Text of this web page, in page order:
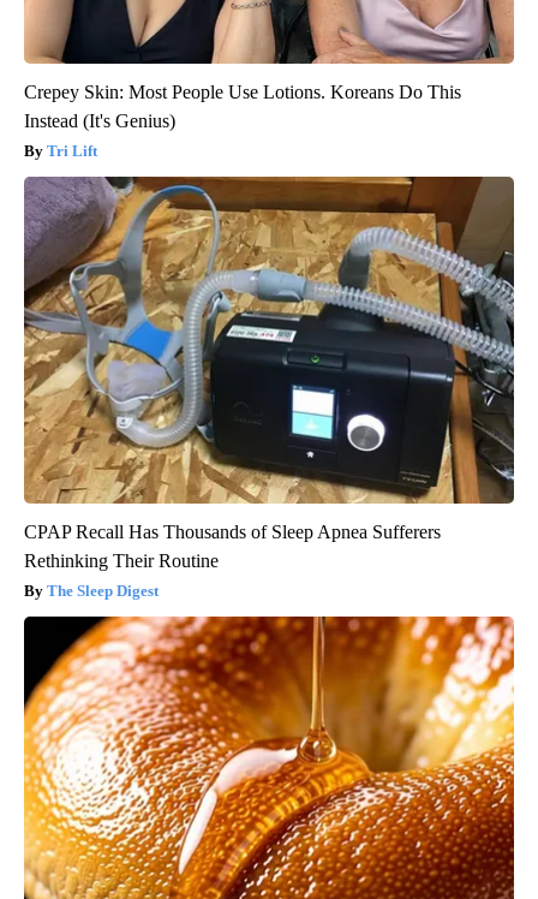
Crepey Skin: Most People Use Lotions. Koreans Do This
Instead (It's Genius)
Tri Lift
CPAP Recall Has Thousands of Sleep Apnea Sufferers
Rethinking Their Routine
The Sleep Digest